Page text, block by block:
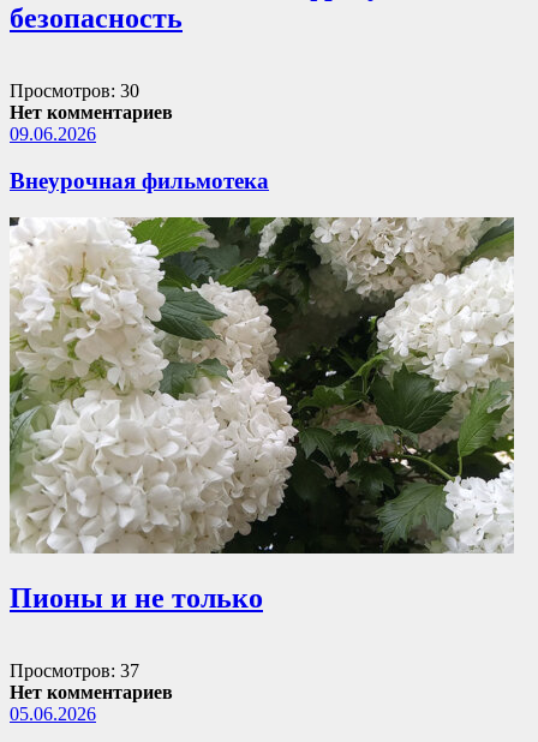
безопасность
Просмотров: 30
Нет комментариев
09.06.2026
Внеурочная фильмотека
Пионы и не только
Просмотров: 37
Нет комментариев
05.06.2026